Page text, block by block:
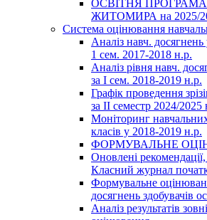
ОСВІТНЯ
ЖИТОМИРА на 2025/
Система оцінювання
Аналіз навч. досягнень
1 сем. 2017-2018 н.р.
Аналіз рівня навч.
за І сем. 2018-2019 н.р.
Графік проведення
за ІІ семестр 2024/2025
Моніторинг
класів у 2018-2019 н.р.
ФОРМУВАЛЬНЕ
Оновлені
Класний журнал
Формувальне
досягнень здобувачів
Аналіз результатів